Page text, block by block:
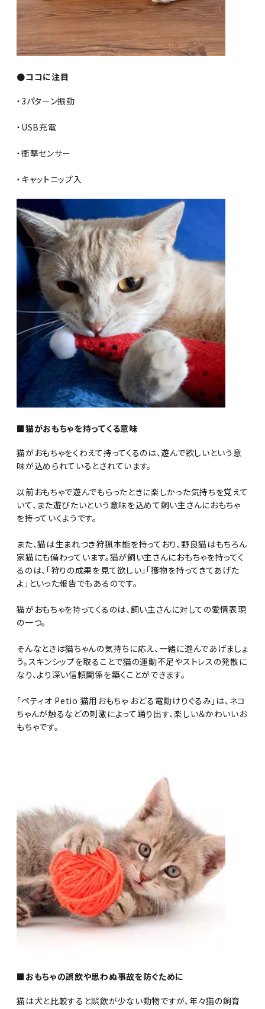
●ココに注目
・3パターン振動
・USB充電
・衝撃センサー
・キャットニップ入
■猫がおもちゃを持ってくる意味
猫がおもちゃをくわえて持ってくるのは、遊んで欲しいという意
味が込められているとされています。
以前おもちゃで遊んでもらったときに楽しかった気持ちを覚えて
いて、また遊びたいという意味を込めて飼い主さんにおもちゃ
を持っていくようです。
また、猫は生まれつき狩猟本能を持っており、野良猫はもちろん
家猫にも備わっています。猫が飼い主さんにおもちゃを持ってく
るのは、「狩りの成果を見て欲しい」「獲物を持ってきてあげた
よ」といった報告でもあるのです。
猫がおもちゃを持ってくるのは、飼い主さんに対しての愛情表現
の一つ。
そんなときは猫ちゃんの気持ちに応え、一緒に遊んであげましょ
う。スキンシップを取ることで猫の運動不足やストレスの発散に
なり、より深い信頼関係を築くことができます。
「ペティオ Petio 猫用おもちゃ おどる電動けりぐるみ」は、ネコ
ちゃんが触るなどの刺激によって踊り出す、楽しい＆かわいいお
もちゃです。
■おもちゃの誤飲や思わぬ事故を防ぐために
猫は犬と比較すると誤飲が少ない動物ですが、年々猫の飼育